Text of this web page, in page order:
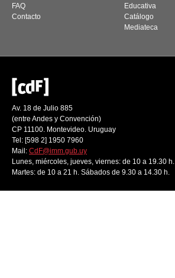
FAQ
Contacto
Educativa
Catálogo
Mediateca
Av. 18 de Julio 885
(entre Andes y Convención)
CP 11100. Montevideo. Uruguay
Tel: [598 2] 1950 7960
Mail: CdF@imm.gub.uy
Lunes, miércoles, jueves, viernes: de 10 a 19.30 h.
Martes: de 10 a 21 h. Sábados de 9.30 a 14.30 h.